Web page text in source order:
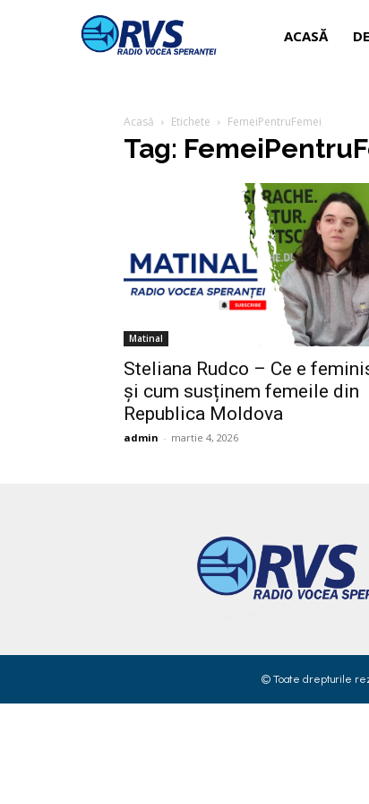
ACASĂ
Acasă Etichete FemeiPentruFemei
Tag:
Matinal
Steliana Rudco – Ce e
și cum susținem femeile din
Republica Moldova
admin - martie 4, 2026
© Toate drepturile